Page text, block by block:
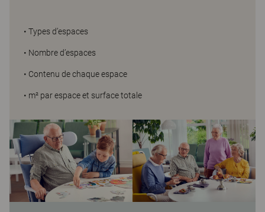
• Types d’espaces
• Nombre d’espaces
• Contenu de chaque espace
• m² par espace et surface totale